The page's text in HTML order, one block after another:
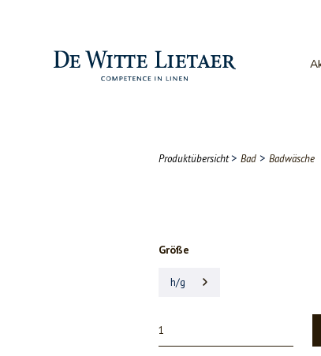
Produktübersicht > Bad > Badwäsche
Größe
h/g